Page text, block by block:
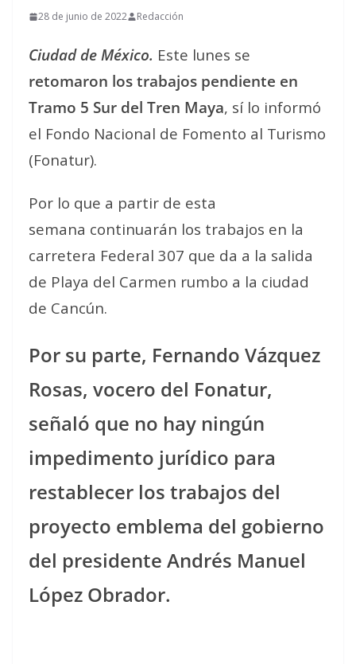
28 de junio de 2022 Redacción
Ciudad de México. Este lunes se
retomaron los trabajos pendiente en
Tramo 5 Sur del Tren Maya, sí lo informó
el Fondo Nacional de Fomento al Turismo
(Fonatur).
Por lo que a partir de esta
semana continuarán los trabajos en la
carretera Federal 307 que da a la salida
de Playa del Carmen rumbo a la ciudad
de Cancún.
Por su parte, Fernando Vázquez
Rosas, vocero del Fonatur,
señaló que no hay ningún
impedimento jurídico para
restablecer los trabajos del
proyecto emblema del gobierno
del presidente Andrés Manuel
López Obrador.